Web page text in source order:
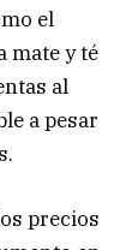
el
mate y té
al
a pesar
precios